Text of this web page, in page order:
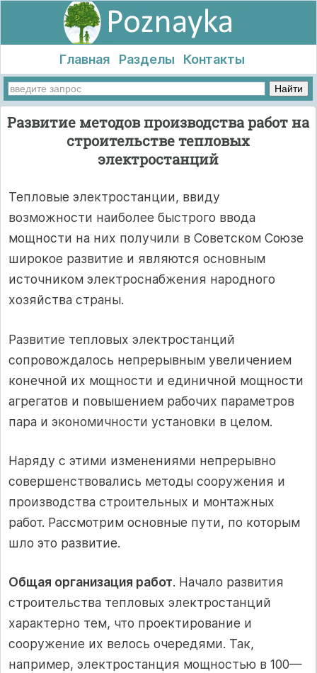
Главная Разделы Контакты
Развитие методов производства работ на
строительстве тепловых
электростанций
Тепловые электростанции, ввиду
возможности наиболее быстрого ввода
мощности на них получили в Советском Союзе
широкое развитие и являются основным
источником электроснабжения народного
хозяйства страны.
Развитие тепловых электростанций
сопровождалось непрерывным увеличением
конечной их мощности и единичной мощности
агрегатов и повышением рабочих параметров
пара и экономичности установки в целом.
Наряду с этими изменениями непрерывно
совершенствовались методы сооружения и
производства строительных и монтажных
работ. Рассмотрим основные пути, по которым
шло это развитие.
Общая организация работ. Начало развития
строительства тепловых электростанций
характерно тем, что проектирование и
сооружение их велось очередями. Так,
например, электростанция мощностью в 100—